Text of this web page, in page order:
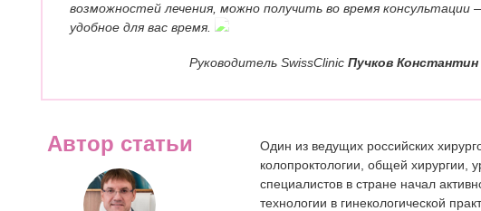
возможностей лечения, можно получить во время консультации
удобное для вас время.
Руководитель SwissClinic Пучков
Автор статьи
Один из ведущих российских
колопроктологии, общей хирургии,
специалистов в стране начал
технологии в гинекологической